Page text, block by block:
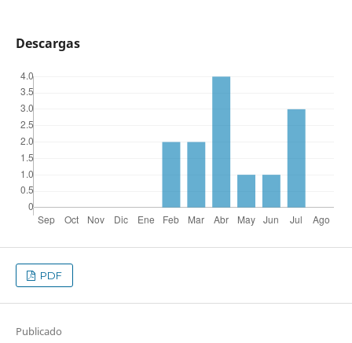
Descargas
PDF
Publicado